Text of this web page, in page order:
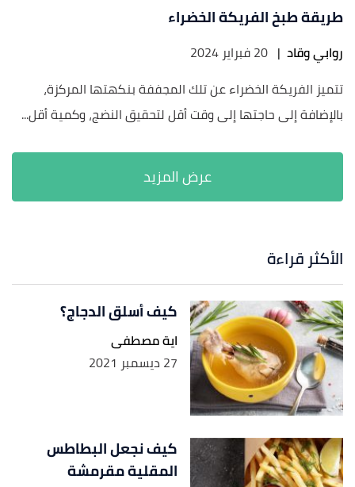
طريقة طبخ الفريكة الخضراء
روابي وقاد | 20 فبراير 2024
تتميز الفريكة الخضراء عن تلك المجففة بنكهتها المركزة،
بالإضافة إلى حاجتها إلى وقت أقل لتحقيق النضج، وكمية أقل...
الأكثر قراءة
كيف أسلق الدجاج؟
اية مصطفى
27 ديسمبر 2021
كيف نجعل البطاطس
المقلية مقرمشة